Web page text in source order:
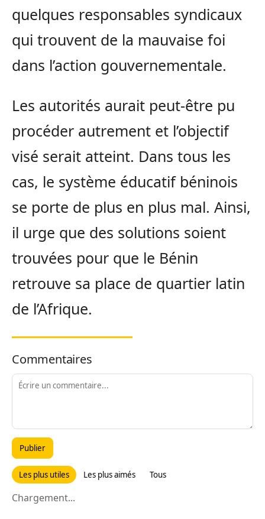
quelques responsables syndicaux
qui trouvent de la mauvaise foi
dans l’action gouvernementale.
Les autorités aurait peut-être pu
procéder autrement et l’objectif
visé serait atteint. Dans tous les
cas, le système éducatif béninois
se porte de plus en plus mal. Ainsi,
il urge que des solutions soient
trouvées pour que le Bénin
retrouve sa place de quartier latin
de l’Afrique.
Commentaires
Publier
Les plus utiles Les plus aimés Tous
Chargement...